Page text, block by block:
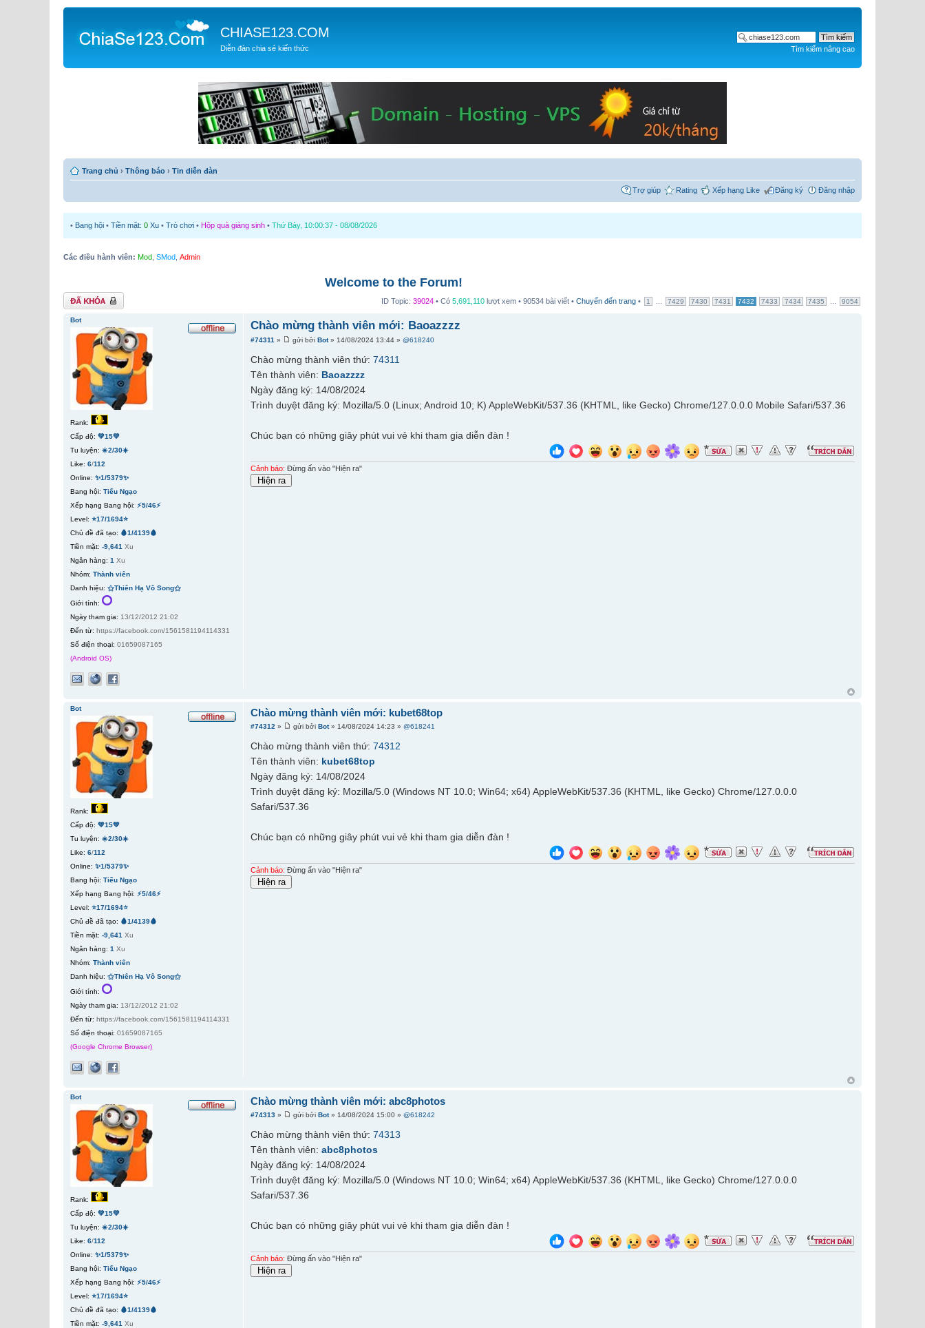
CHIASE123.COM
Diễn đàn chia sẻ kiến thức Tìm kiếm nâng cao
Trang chủ › Thông báo › Tin diễn đàn
Trợ giúp Rating Xếp hạng Like Đăng ký Đăng nhập
• Bang hội • Tiền mặt: 0 Xu • Trò chơi • Hộp quà giáng sinh • Thứ Bảy, 10:00:37 - 08/08/2026
Các điều hành viên: Mod SMod Admin
Welcome to the Forum!
Chủ đề bị khóa ID Topic: 39024 • Có 5,691,110 lượt xem • 90534 bài viết • Chuyển đến trang • 1 7429 7430 7431 7432 7433 7434 7435 9054
Chào mừng thành viên mới: Baoazzzz
#74311 » gửi bởiBot» 14/08/2024 13:44 »@618240
Chào mừng thành viên thứ:74311
Tên thành viên: Baoazzzz
Ngày đăng ký: 14/08/2024
Trình duyệt đăng ký: Mozilla/5.0 (Linux; Android 10; K) AppleWebKit/537.36 (KHTML, like Gecko) Chrome/127.0.0.0 Mobile Safari/537.36
Chúc bạn có những giây phút vui vẻ khi tham gia diễn đàn !
Cảnh báo: Đừng ấn vào "Hiện ra"
Bot
Rank:
Cấp độ: 💚15💚
Tu luyện: ☀️2/30☀️
Like: 6/112
Online: ✨1/5379✨
Bang hội: Tiếu Ngạo
Xếp hạng Bang hội: ⚡5/46⚡
Level: ⭐17/1694⭐
Chủ đề đã tạo: 🩸1/4139🩸
Tiền mặt: -9,641 Xu
Ngân hàng: 1 Xu
Nhóm: Thành viên
Danh hiệu: ⚝Thiên Hạ Vô Song⚝
Giới tính:
Ngày tham gia: 13/12/2012 21:02
Đến từ: https://facebook.com/1561581194114331
Số điện thoại: 01659087165
(Android OS)
Chào mừng thành viên mới: kubet68top
#74312 » gửi bởiBot» 14/08/2024 14:23 »@618241
Chào mừng thành viên thứ:74312
Tên thành viên: kubet68top
Ngày đăng ký: 14/08/2024
Trình duyệt đăng ký: Mozilla/5.0 (Windows NT 10.0; Win64; x64) AppleWebKit/537.36 (KHTML, like Gecko) Chrome/127.0.0.0
Safari/537.36
Chúc bạn có những giây phút vui vẻ khi tham gia diễn đàn !
Cảnh báo: Đừng ấn vào "Hiện ra"
Bot
Rank:
Cấp độ: 💚15💚
Tu luyện: ☀️2/30☀️
Like: 6/112
Online: ✨1/5379✨
Bang hội: Tiếu Ngạo
Xếp hạng Bang hội: ⚡5/46⚡
Level: ⭐17/1694⭐
Chủ đề đã tạo: 🩸1/4139🩸
Tiền mặt: -9,641 Xu
Ngân hàng: 1 Xu
Nhóm: Thành viên
Danh hiệu: ⚝Thiên Hạ Vô Song⚝
Giới tính:
Ngày tham gia: 13/12/2012 21:02
Đến từ: https://facebook.com/1561581194114331
Số điện thoại: 01659087165
(Google Chrome Browser)
Chào mừng thành viên mới: abc8photos
#74313 » gửi bởiBot» 14/08/2024 15:00 »@618242
Chào mừng thành viên thứ:74313
Tên thành viên:abc8photos
Ngày đăng ký: 14/08/2024
Trình duyệt đăng ký: Mozilla/5.0 (Windows NT 10.0; Win64; x64) AppleWebKit/537.36 (KHTML, like Gecko) Chrome/127.0.0.0
Safari/537.36
Chúc bạn có những giây phút vui vẻ khi tham gia diễn đàn !
Cảnh báo: Đừng ấn vào "Hiện ra"
Bot
Rank:
Cấp độ: 💚15💚
Tu luyện: ☀️2/30☀️
Like: 6/112
Online: ✨1/5379✨
Bang hội: Tiếu Ngạo
Xếp hạng Bang hội: ⚡5/46⚡
Level: ⭐17/1694⭐
Chủ đề đã tạo: 🩸1/4139🩸
Tiền mặt: -9,641 Xu